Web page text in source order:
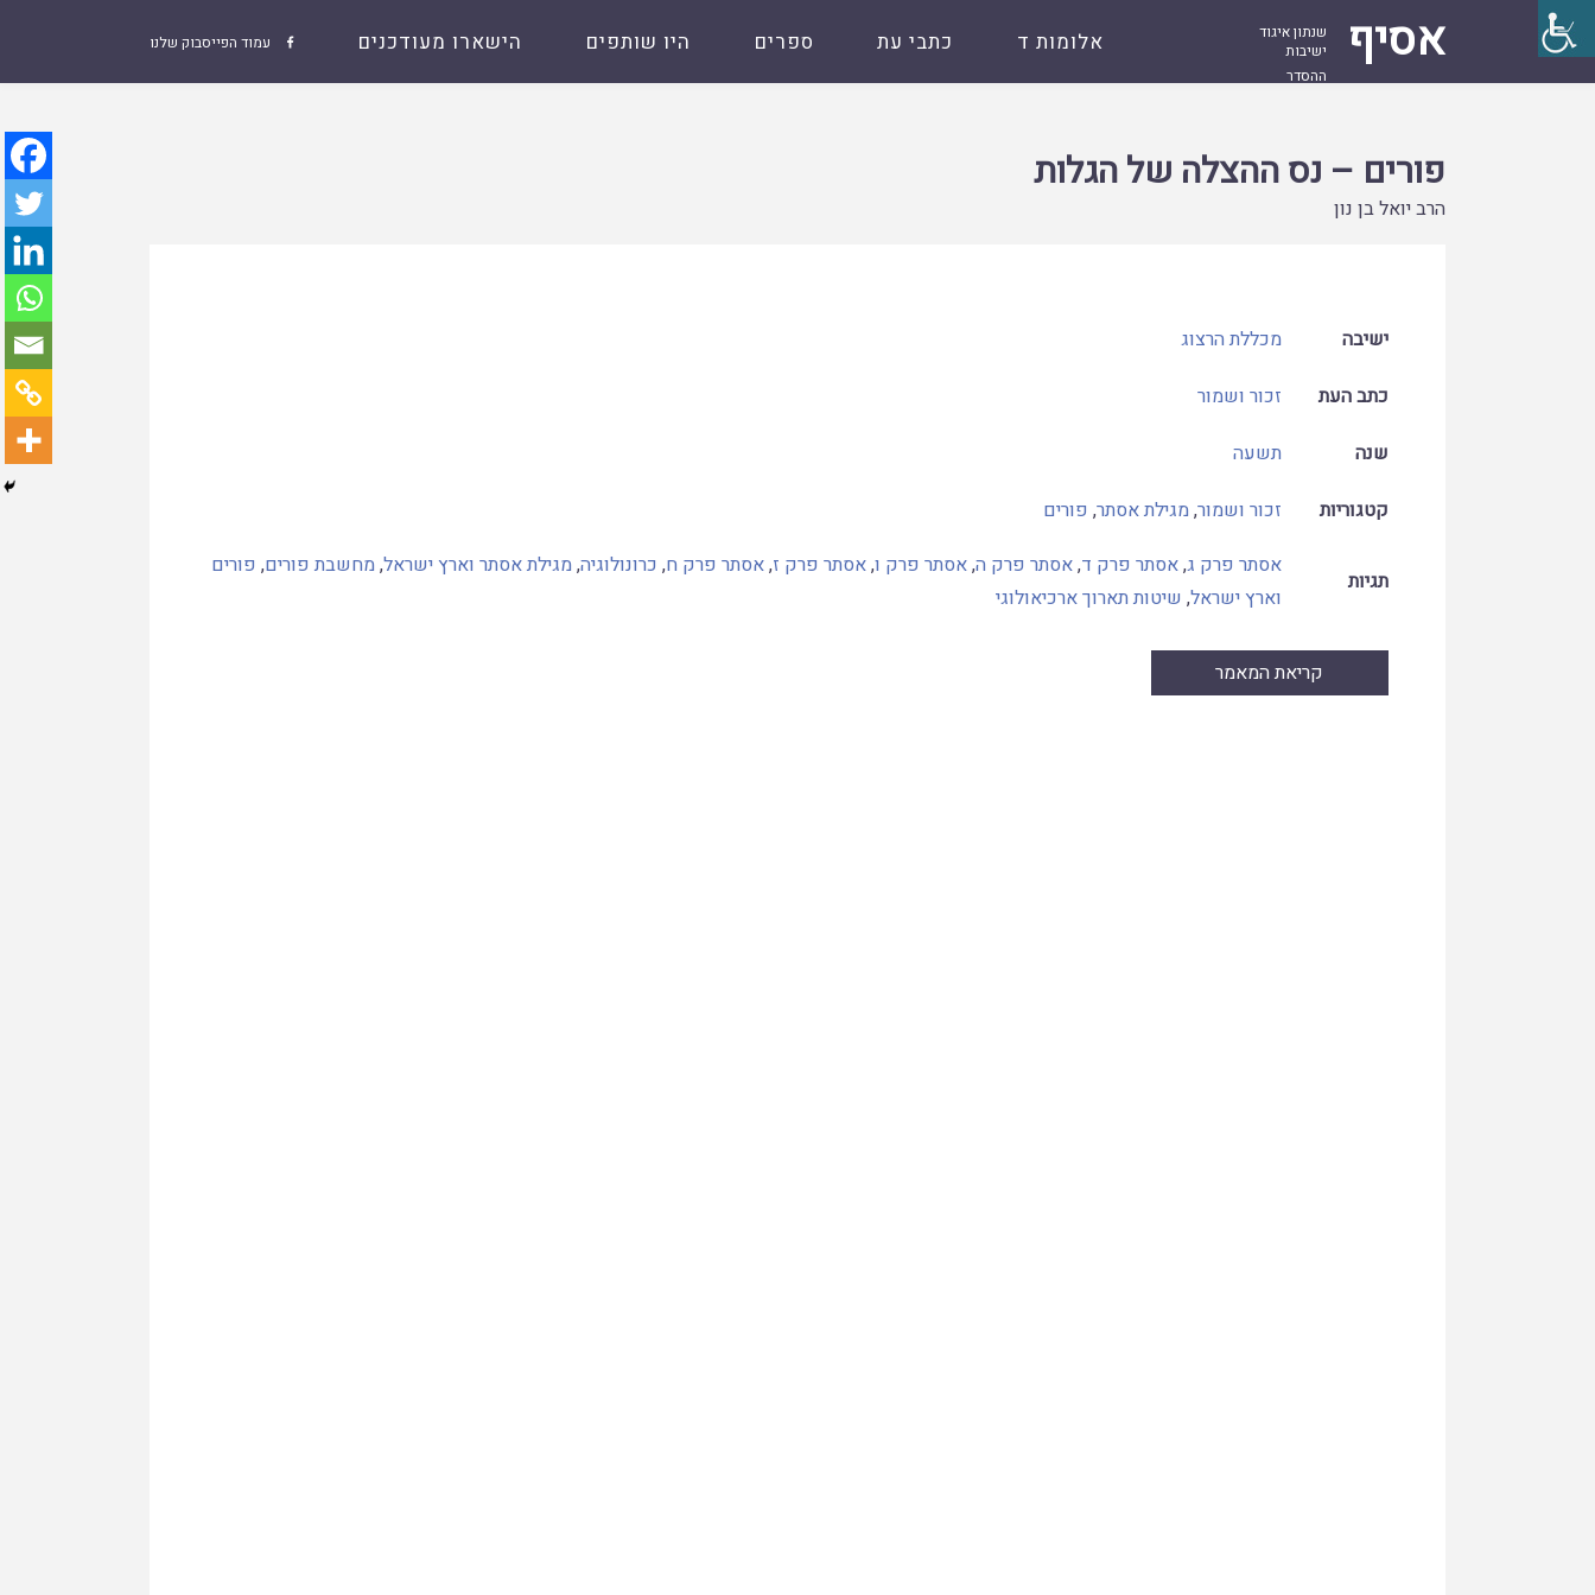
אסיף
שנתון איגוד
ישיבות
ההסדר
 עמוד הפייסבוק שלנו אלומות ד כתבי עת ספרים היו שותפים הישארו מעודכנים
פורים – נס ההצלה של הגלות
הרב יואל בן נון
ישיבה
מכללת הרצוג
כתב העת
זכור ושמור
שנה
תשעה
קטגוריות
זכור ושמור,מגילת אסתר, פורים
תגיות
אסתר פרק ג,אסתר פרק ד,אסתר פרק ה,אסתר פרק ו,אסתר פרק ז,אסתר פרק ח, כרונולוגיה,מגילת אסתר וארץ ישראל,מחשבת פורים, פורים
וארץ ישראל, שיטות תארוך ארכיאולוגי
קריאת המאמר